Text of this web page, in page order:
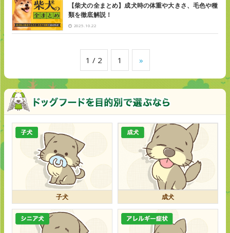
【柴犬の全まとめ】成犬時の体重や大きさ、毛色や種
類を徹底解説！
2025.10.22
1 / 2 1 »
子犬 成犬